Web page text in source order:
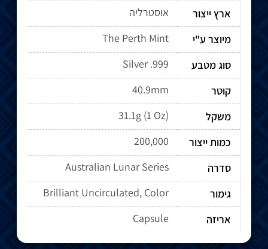
ארץ ייצור
אוסטרליה
מיוצר ע"י
The Perth Mint
סוג מטבע
Silver .999
קוטר
40.9mm
משקל
31.1g (1 Oz)
כמות ייצור
200,000
סדרה
Australian Lunar Series
גימור
Brilliant Uncirculated, Color
אריזה
Capsule